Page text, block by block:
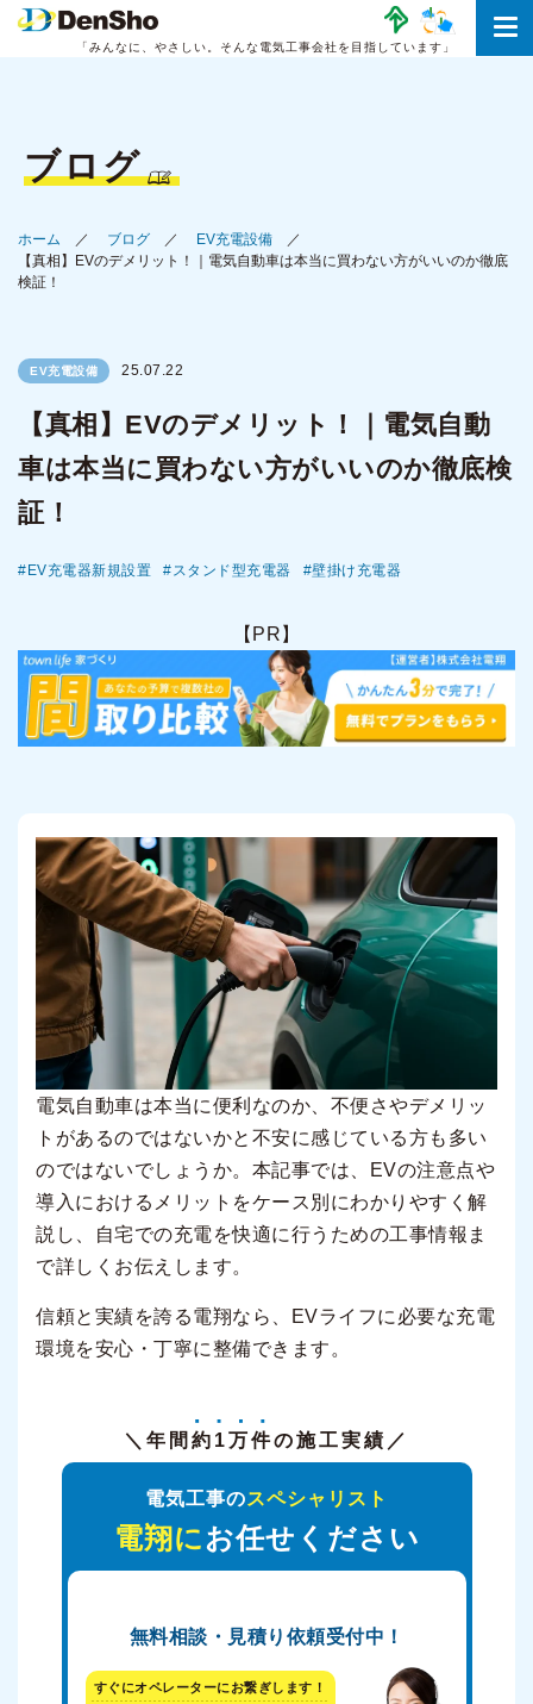
「みんなに、やさしい。 そんな電気工事会社を目指しています」
ブログ
ホーム ブログ
EV充電設備
【真相】EVのデメリット！｜電気自動車は本当に買わない方がいいのか徹底
検証！
EV充電設備 25.07.22
【真相】EVのデメリット！｜電気自動
車は本当に買わない方がいいのか徹底検
証！
EV充電器新規設置 スタンド型充電器 壁掛け充電器
【PR】
電気自動車は本当に便利なのか、不便さやデメリッ
トがあるのではないかと不安に感じている方も多い
のではないでしょうか。本記事では、EVの注意点や
導入におけるメリットをケース別にわかりやすく解
説し、自宅での充電を快適に行うための工事情報ま
で詳しくお伝えします。
信頼と実績を誇る電翔なら、EVライフに必要な充電
環境を安心・丁寧に整備できます。
＼年間 約1万件の施工実績／
電気工事のスペシャリスト
電翔にお任せください
無料相談・見積り依頼受付中！
すぐにオペレーターにお繋ぎします！